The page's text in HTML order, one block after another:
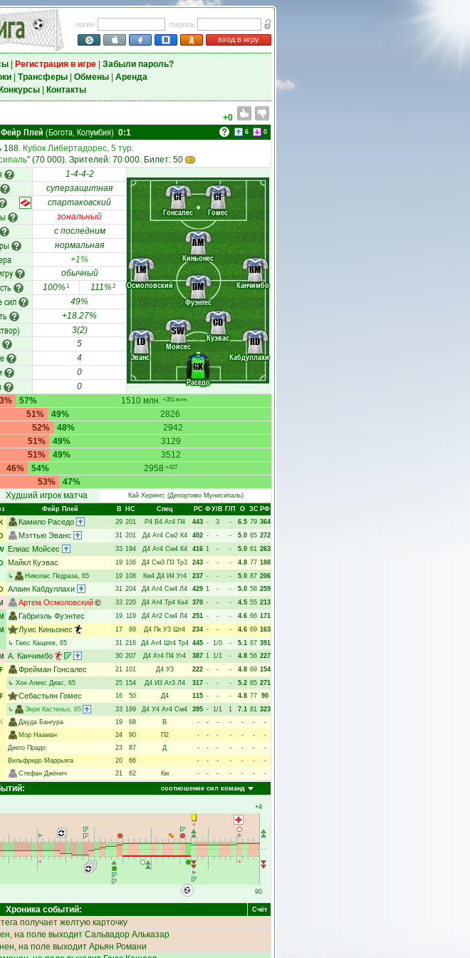
логин
пароль
вход в игру
| Регистрация в игре| Забыли пароль?
| Трансферы| Обмены| Аренда
Конкурсы| Контакты
+0
Фейр Плей (Богота, Колумбия) 0:1 6 0
188. Кубок Либертадорес, 5 тур.
" (70 000). Зрителей: 70 000. Билет: 50
1-4-4-2
Раседо
Эванс
Мойсес
Куэвас
Кабдуллахи
Осмоловский
Фуэнтес
Киньонес
Канчимбо
Гонсалес Гомес
GK
LD
SW
CD
RD
LM
DM
AM
RM
CF CF
суперзащитная
спартаковский
зональный
с последним
нормальная
+1%
обычный
100%1 111%2
сил
49%
+18.27%
3(2)
5
4
0
0
1510 млн. +351 млн.
57%
51% 2826
49%
52% 2942
48%
51% 3129
49%
51% 3512
49%
46% 2958 +427
54%
53%
47%
Худший игрок матча Кай Херингс (Депортиво Мунисипаль)
Фейр Плей В НC Спец РC ФУ/В Г/П О ЗС РФ
Камило Раседо 29 201 Р4 В4 Ат4 П4 443 - 3 - 6.5 79 364
Мэттью Эванс 31 201 Д4 Ат4 См2 К4 402 - - - 5.0 65 272
Елиас Мойсес 33 194 Д4 Ат4 См4 К4 416 1 - - 5.0 61 263
Майкл Куэвас 19 106 Д4 См3 П3 Тр3 243 - - - 4.8 77 188
↳
Николас Педраза, 65 19 108 Км4 Д4 И4 Уг4 237 - - - 5.0 87 206
Алаин Кабдуллахи 31 204 Д4 Ат4 См4 Л4 429 1 - - 5.0 58 259
Артем Осмоловский 33 220 Д4 Ат4 Тр4 Ка4 370 - - - 4.5 55 213
Габриэль Фуэнтес 19 119 Д4 Ат2 См4 Л4 251 - - - 4.6 66 171
Луис Киньонес 17 89 Д4 Пк У3 Шт4 234 - - - 4.6 69 163
↳ Гаюс Кащеев, 65 31 216 Д4 Ат4 Шт4 Тр4 445 - 1/0 - 5.1 87 391
А. Канчимбо 30 207 Д4 Ат4 П4 Уг4 387 1 1/1 - 4.8 56 227
Фрейман Гонсалес 21 101 Д4 У3 222 - - - 4.8 69 154
↳ Хон Алекс Диас, 65 25 154 Д4 И3 Ат3 Л4 317 - - - 5.2 85 271
Себастьян Гомес 16 50 Д4 115 - - - 4.8 77 90
↳
Энри Кастильо, 65 33 199 Д4 У4 Ат4 См4 395 - 1/1 1 7.1 81 323
Дауда Бангура 19 68 В - - - - - -
-
Мор Нааман 24 90 П2 - - - - - -
-
Диего Прадо 23 87 Д - - - - - -
-
Вильфридо Маррьяга 20 66 - - - - - -
-
Стефан Джёнич 21 62 Км - - - - - - -
соотношение сил команд
+4
90
Хроника событий: Счёт
получает желтую карточку
на поле выходит Сальвадор Альказар
на поле выходит Арьян Романи